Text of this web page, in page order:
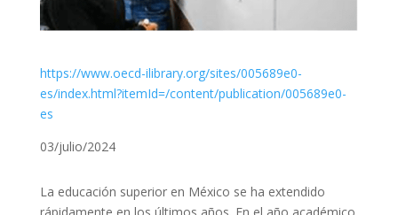
https://www.oecd-ilibrary.org/sites/005689e0-
es/index.html?itemId=/content/publication/005689e0-
es
03/julio/2024
La educación superior en México se ha extendido